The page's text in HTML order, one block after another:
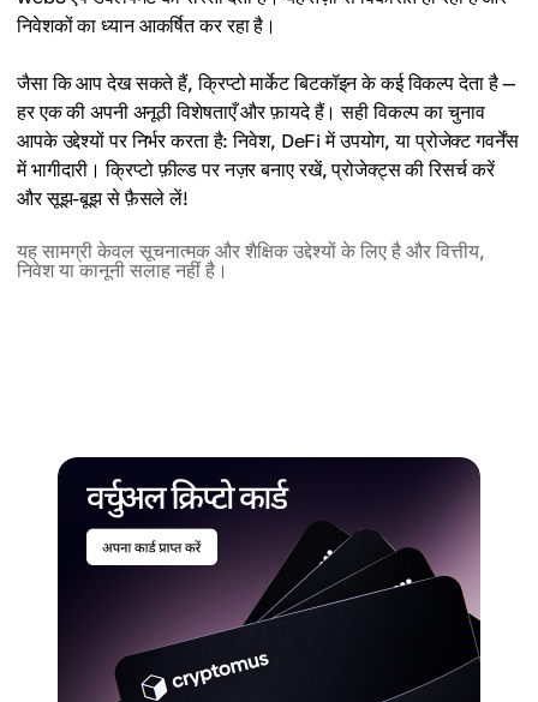
निवेशकों का ध्यान आकर्षित कर रहा है।
जैसा कि आप देख सकते हैं, क्रिप्टो मार्केट बिटकॉइन के कई विकल्प देता है —
हर एक की अपनी अनूठी विशेषताएँ और फ़ायदे हैं। सही विकल्प का चुनाव
आपके उद्देश्यों पर निर्भर करता है: निवेश, DeFi में उपयोग, या प्रोजेक्ट गवर्नेंस
में भागीदारी। क्रिप्टो फ़ील्ड पर नज़र बनाए रखें, प्रोजेक्ट्स की रिसर्च करें
और सूझ-बूझ से फ़ैसले लें!
यह सामग्री केवल सूचनात्मक और शैक्षिक उद्देश्यों के लिए है और वित्तीय,
निवेश या कानूनी सलाह नहीं है।